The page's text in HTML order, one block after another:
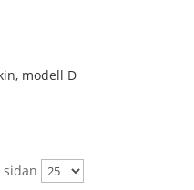
modell D
sidan